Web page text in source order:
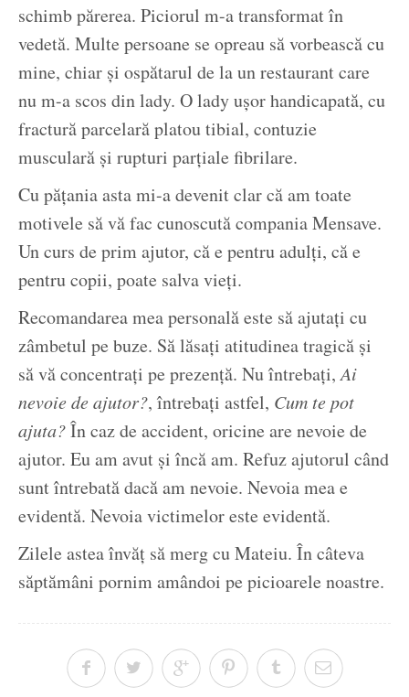
schimb părerea. Piciorul m-a transformat în
vedetă. Multe persoane se opreau să vorbească cu
mine, chiar și ospătarul de la un restaurant care
nu m-a scos din lady. O lady ușor handicapată, cu
fractură parcelară platou tibial, contuzie
musculară și rupturi parțiale fibrilare.
Cu pățania asta mi-a devenit clar că am toate
motivele să vă fac cunoscută compania Mensave.
Un curs de prim ajutor, că e pentru adulți, că e
pentru copii, poate salva vieți.
Recomandarea mea personală este să ajutați cu
zâmbetul pe buze. Să lăsați atitudinea tragică și
să vă concentrați pe prezență. Nu întrebați,Ai
nevoie de ajutor?, întrebați astfel, Cum te pot
ajuta?În caz de accident, oricine are nevoie de
ajutor. Eu am avut și încă am. Refuz ajutorul când
sunt întrebată dacă am nevoie. Nevoia mea e
evidentă. Nevoia victimelor este evidentă.
Zilele astea învăț să merg cu Mateiu. În câteva
săptămâni pornim amândoi pe picioarele noastre.